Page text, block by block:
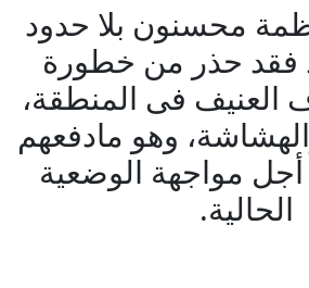
محسنون بلا حدود
فقد حذر من خطورة
العنيف فى المنطقة،
وهو مادفعهم
مواجهة الوضعية
الحالية.